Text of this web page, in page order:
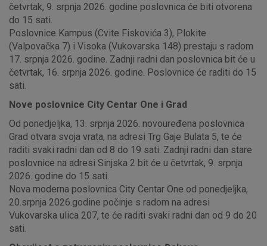
četvrtak, 9. srpnja 2026. godine poslovnica će biti otvorena
do 15 sati.
Poslovnice Kampus (Cvite Fiskovića 3), Plokite
(Valpovačka 7) i Visoka (Vukovarska 148) prestaju s radom
17. srpnja 2026. godine. Zadnji radni dan poslovnica bit će u
četvrtak, 16. srpnja 2026. godine. Poslovnice će raditi do 15
sati.
Nove poslovnice City Centar One i Grad
Od ponedjeljka, 13. srpnja 2026. novouređena poslovnica
Grad otvara svoja vrata, na adresi Trg Gaje Bulata 5, te će
raditi svaki radni dan od 8 do 19 sati. Zadnji radni dan stare
poslovnice na adresi Sinjska 2 bit će u četvrtak, 9. srpnja
2026. godine do 15 sati.
Nova moderna poslovnica City Centar One od ponedjeljka,
20.srpnja 2026.godine počinje s radom na adresi
Vukovarska ulica 207, te će raditi svaki radni dan od 9 do 20
sati.